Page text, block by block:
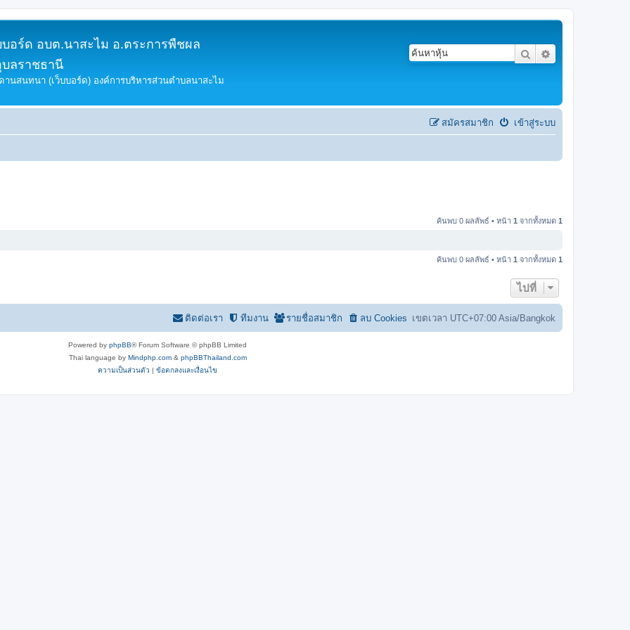
บอร์ด อบต.นาสะไม อ.ตระการพืชผล
บลราชธานี
านสนทนา (เว็บบอร์ด) องค์การบริหารส่วนตำบลนาสะไม
ค้นหา
เข้าสู่ระบบ
สมัครสมาชิก
ค้นพบ 0 ผลลัพธ์ • หน้า 1 จากทั้งหมด 1
ค้นพบ 0 ผลลัพธ์ • หน้า 1 จากทั้งหมด 1
ไปที่
เขตเวลา UTC+07:00 Asia/Bangkok
ลบ Cookies
รายชื่อสมาชิก
ทีมงาน
ติดต่อเรา
Powered by phpBB® Forum Software © phpBB Limited
Thai language by Mindphp.com& phpBBThailand.com
ความเป็นส่วนตัว | ข้อตกลงและเงื่อนไข